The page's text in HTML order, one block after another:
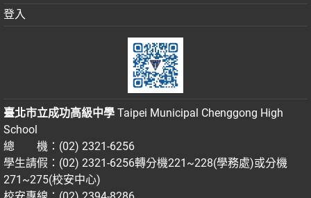
登入
臺北市立成功高級中學 Taipei Municipal Chenggong High
School
總 機：(02) 2321-6256
學生請假：(02) 2321-6256轉分機221~228(學務處)或分機
271~275(校安中心)